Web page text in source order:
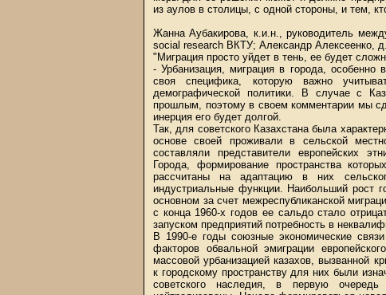
из аулов в столицы, с одной стороны, и тем,
Жанна Аубакирова, к.и.н., руководитель
social research ВКТУ; Александр Алексеенко,
"Миграция просто уйдет в тень, ее будет
- Урбанизация, миграция в города,
своя специфика, которую важно
демографической политики. В случае с
прошлым, поэтому в своем комментарии мы
инерция его будет долгой.
Так, для советского Казахстана была
основе своей проживали в сельской
составляли представители европейских
Города, формирование пространства
рассчитаны на адаптацию в них
индустриальные функции. Наибольший рост
основном за счет межреспубликанской
с конца 1960-х годов ее сальдо стало
запуском предприятий потребность в
В 1990-е годы союзные экономические
факторов обвальной эмиграции
массовой урбанизацией казахов, вызванной
к городскому пространству для них были
советского наследия, в первую очередь